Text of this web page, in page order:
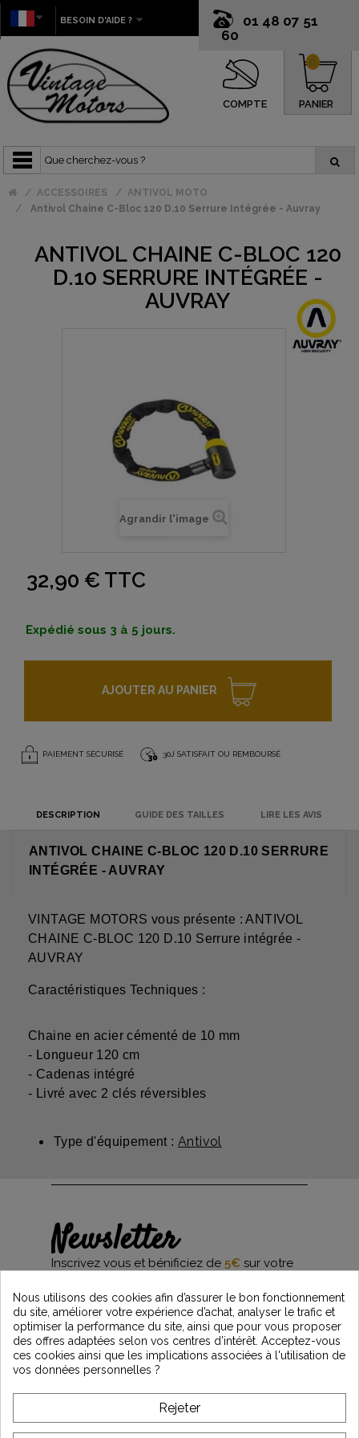
01 48 07 51
60
BESOIN D'AIDE ?
COMPTE PANIER
0
ACCESSOIRES
ANTIVOL MOTO
Antivol Chaine C-Bloc 120 D.10 Serrure Intégrée - Auvray
ANTIVOL CHAINE C-BLOC 120
D.10 SERRURE INTÉGRÉE -
AUVRAY
Agrandir l'image
32,90 € TTC
Expédié sous 3 à 5 jours.
AJOUTER AU PANIER
PAIEMENT SÉCURISÉ 30J SATISFAIT OU REMBOURSÉ
DESCRIPTION GUIDE DES TAILLES LIRE LES AVIS
ANTIVOL CHAINE C-BLOC 120 D.10 SERRURE
INTÉGRÉE - AUVRAY
VINTAGE MOTORS vous présente : ANTIVOL
CHAINE C-BLOC 120 D.10 Serrure intégrée -
AUVRAY
Caractéristiques Techniques :
Chaine en acier cémenté de 10 mm
- Longueur 120 cm
- Cadenas intégré
- Livré avec 2 clés réversibles
Type d'équipement : Antivol
Newsletter
Inscrivez vous et bénificiez de 5€ sur votre
et restez informés des dernières nouveautés
Vintage Motors
*Dès 99€ d'achat. En vous abonnant à notre newsletter, vous reconnaissez avoir pris
l'acceptez.
A PROPOS DE VINTAGE
Nous utilisons des cookies afin d’assurer le bon fonctionnement
du site, améliorer votre expérience d’achat, analyser le trafic et
optimiser la performance du site, ainsi que pour vous proposer
des offres adaptées selon vos centres d’intérêt. Acceptez-vous
ces cookies ainsi que les implications associées à l'utilisation de
vos données personnelles ?
Rejeter